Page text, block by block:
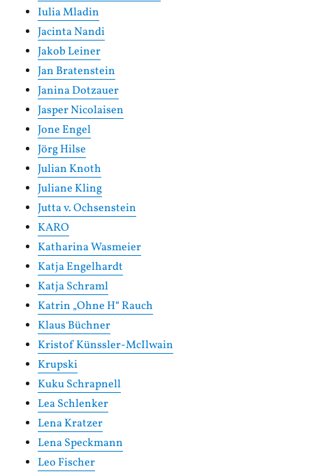
Iulia Mladin
Jacinta Nandi
Jakob Leiner
Jan Bratenstein
Janina Dotzauer
Jasper Nicolaisen
Jone Engel
Jörg Hilse
Julian Knoth
Juliane Kling
Jutta v. Ochsenstein
KARO
Katharina Wasmeier
Katja Engelhardt
Katja Schraml
Katrin „Ohne H“ Rauch
Klaus Büchner
Kristof Künssler-McIlwain
Krupski
Kuku Schrapnell
Lea Schlenker
Lena Kratzer
Lena Speckmann
Leo Fischer